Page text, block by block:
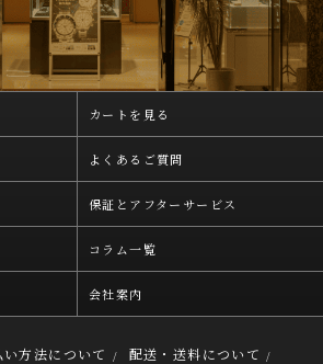
カートを見る
よくあるご質問
保証とアフターサービス
コラム一覧
会社案内
い方法について / 配送・送料について /